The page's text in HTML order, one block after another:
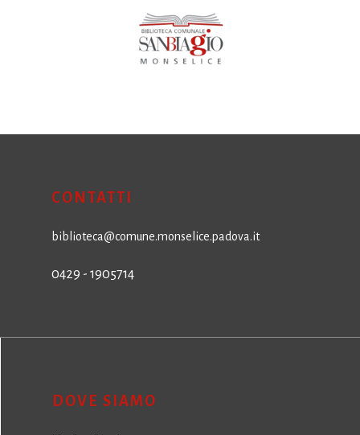
CONTATTI
biblioteca@comune.monselice.padova.it
0429 - 1905714
DOVE SIAMO